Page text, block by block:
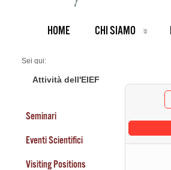
HOME CHI SIAMO
Sei qui:
Seminars 2026
Attività dell'EIEF
Seminari
Eventi Scientifici
Visiting Positions